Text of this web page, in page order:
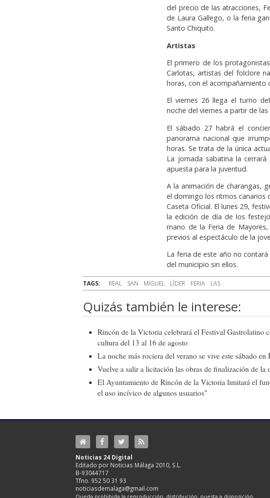
del precio de las atracciones,
de Laura Gallego, o la feria
Santo Chiquito.
Artistas
El primero de los
Carlotas, artistas del folclore
horas, con el acompañamiento
El viernes 26 llega el turno
noche del viernes a partir de las
El sábado 27 habrá el
panorama nacional que
horas. Se trata de la única
La jornada sabatina la
apuesta para la juventud.
A la animación de charangas,
el domingo los ritmos canarios
Caseta Oficial. El lunes 29,
la edición de día de los
mano de la Feria de
previos al espectáculo de la
La feria de este año no
del municipio sin ellos.
TAGS: REAL SAN MIGUEL LÍDER FERIA LAS
Quizás también le interese:
Rincón de la Victoria celebrará el Festival Gastrolatino
cultura del 13 al 16 de agosto
La noche más rociera del verano se vive este sábado
Vuelve a salir a licitación las obras de finalización de la
El Ayuntamiento de Rincón de la Victoria limitará el
el uso incívico de algunos usuarios"
Noticias 24 Digital
Editado por Noticias Málaga 2010, S.L.
B-93044717
Tfno. 952 50 31 93
noticiasdemalaga@gmail.com
Queda prohibida la reproducción, distribución, puesta a disposición,